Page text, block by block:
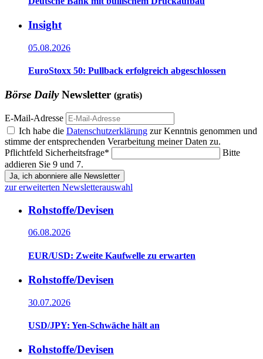
Insight
05.08.2026
EuroStoxx 50: Pullback erfolgreich abgeschlossen
Börse DailyNewsletter (gratis)
E-Mail-Adresse
Ich habe die Datenschutzerklärung zur Kenntnis genommen und
stimme der entsprechenden Verarbeitung meiner Daten zu.
Pflichtfeld Sicherheitsfrage*
Bitte
addieren Sie 9 und 7.
Ja, ich abonniere alle Newsletter
zur erweiterten Newsletterauswahl
Rohstoffe/Devisen
06.08.2026
EUR/USD: Zweite Kaufwelle zu erwarten
Rohstoffe/Devisen
30.07.2026
USD/JPY: Yen-Schwäche hält an
Rohstoffe/Devisen